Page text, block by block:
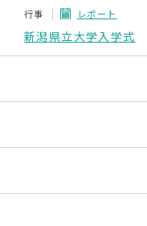
行事 レポート
新潟県立大学入学式